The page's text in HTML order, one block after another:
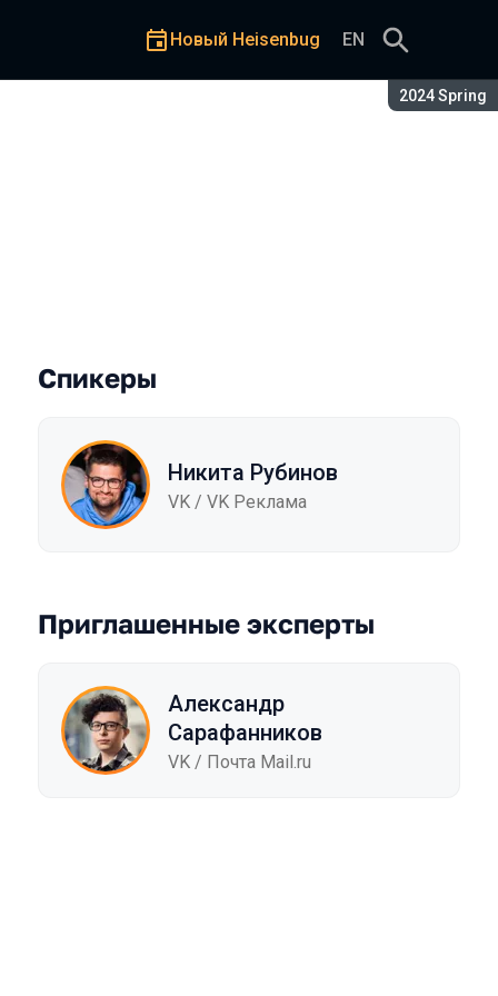
Сезон:
2024 Spring
Новый Heisenbug EN
обучения
Спикеры
Никита Рубинов
VK / VK Реклама
Приглашенные эксперты
Александр
Сарафанников
VK / Почта Mail.ru